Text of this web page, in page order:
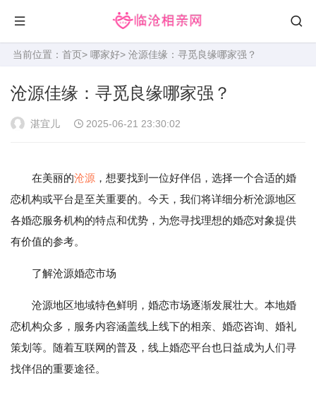
当前位置： 首页> 哪家好> 沧源佳缘：寻觅良缘哪家强？
沧源佳缘：寻觅良缘哪家强？
湛宜儿 2025-06-21 23:30:02
在美丽的沧源 ，想要找到一位好伴侣，选择一个合适的婚
恋机构或平台是至关重要的。今天，我们将详细分析沧源地区
各婚恋服务机构的特点和优势，为您寻找理想的婚恋对象提供
有价值的参考。
了解沧源婚恋市场
沧源地区地域特色鲜明，婚恋市场逐渐发展壮大。本地婚
恋机构众多，服务内容涵盖线上线下的相亲、婚恋咨询、婚礼
策划等。随着互联网的普及，线上婚恋平台也日益成为人们寻
找伴侣的重要途径。